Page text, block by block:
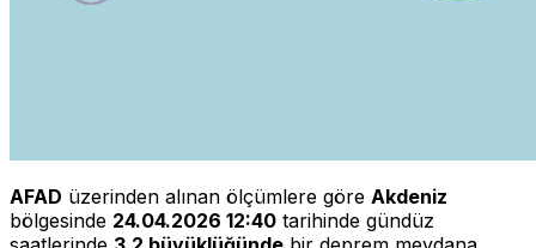
AFAD üzerinden alınan ölçümlere göre Akdeniz
bölgesinde 24.04.2026 12:40 tarihinde gündüz